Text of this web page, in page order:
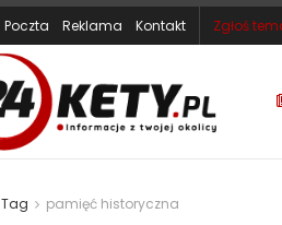
Poczta Reklama Kontakt Zgłoś
Tag pamięć historyczna